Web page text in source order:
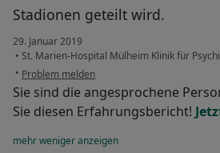
Stadionen geteilt wird.
29. Januar 2019
• St. Marien-Hospital Mülheim Klinik für
• Problem melden
Sie sind die angesprochene
Sie diesen Erfahrungsbericht!
mehrwenigeranzeigen